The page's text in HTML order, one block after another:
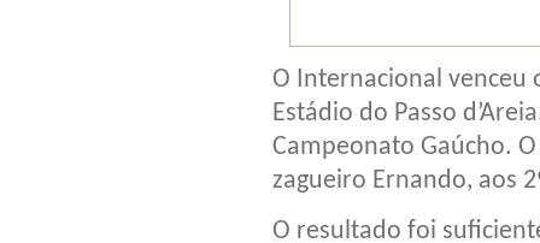
O Internacional venceu
Estádio do Passo
Campeonato Gaúcho.
zagueiro Ernando, aos
O resultado foi